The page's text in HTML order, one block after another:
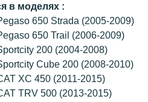
в моделях :
650 Strada (2005-2009)
650 Trail (2006-2009)
200 (2004-2008)
Cube 200 (2008-2010)
XC 450 (2011-2015)
TRV 500 (2013-2015)